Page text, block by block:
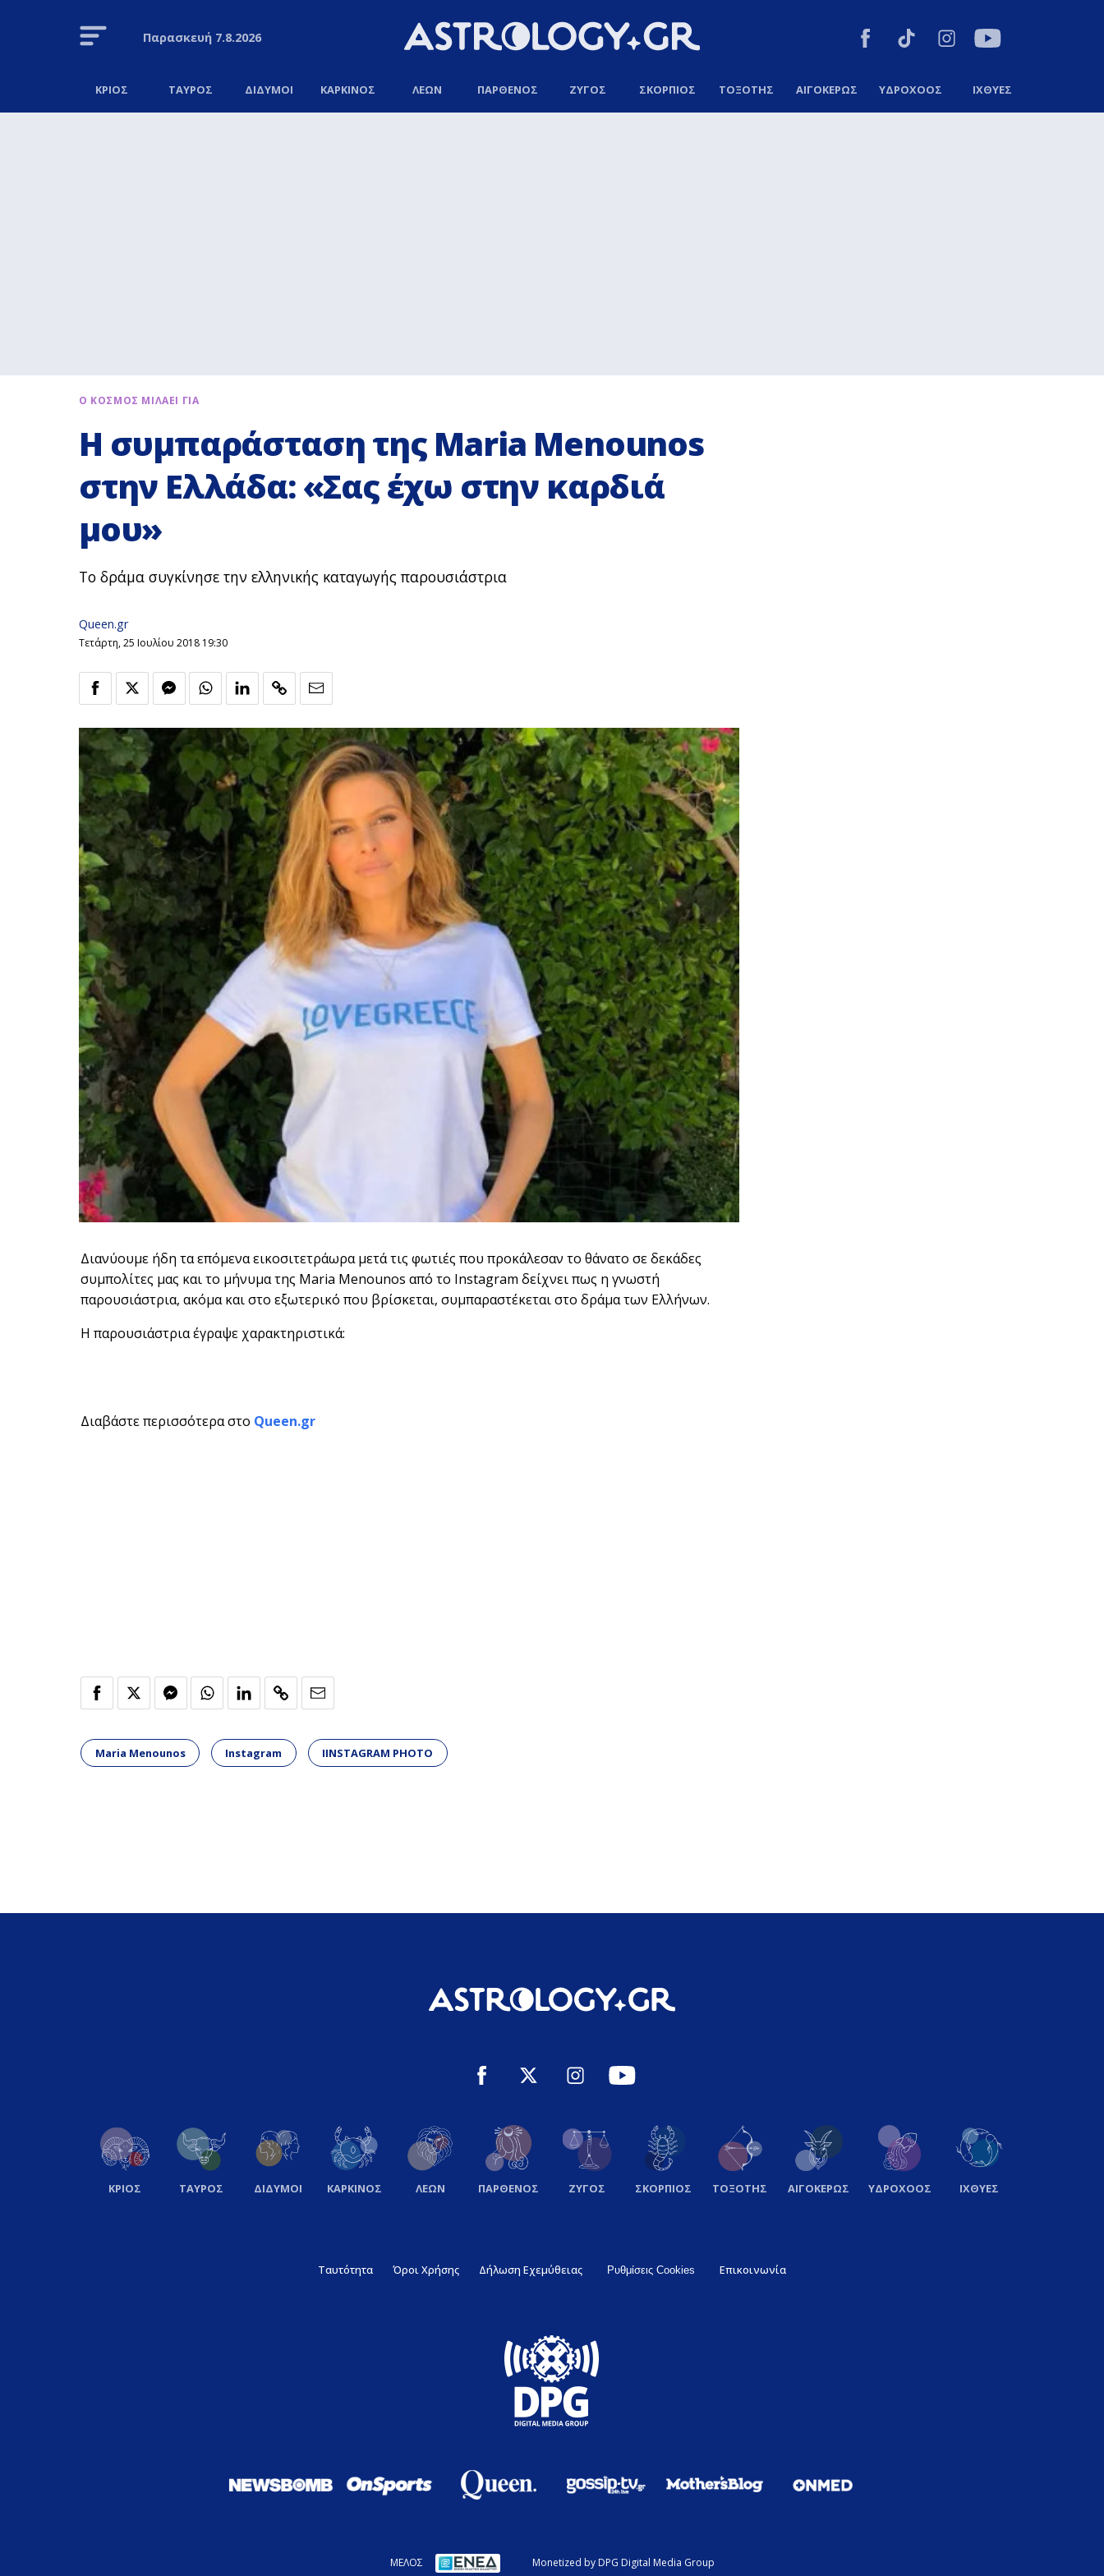
Παρασκευή7.8.2026
ΚΡΙΟΣ ΤΑΥΡΟΣ ΔΙΔΥΜΟΙ ΚΑΡΚΙΝΟΣ ΛΕΩΝ ΠΑΡΘΕΝΟΣ ΖΥΓΟΣ ΣΚΟΡΠΙΟΣ ΤΟΞΟΤΗΣ ΑΙΓΟΚΕΡΩΣ ΥΔΡΟΧΟΟΣ ΙΧΘΥΕΣ
Ο ΚΟΣΜΟΣ ΜΙΛΑΕΙ ΓΙΑ
H συμπαράσταση της Μaria Menounos
στην Ελλάδα: «Σας έχω στην καρδιά
μου»
Το δράμα συγκίνησε την ελληνικής καταγωγής παρουσιάστρια
Queen.gr
Τετάρτη, 25 Ιουλίου 2018 19:30
Διανύουμε ήδη τα επόμενα εικοσιτετράωρα μετά τις φωτιές που προκάλεσαν το θάνατο σε δεκάδες
συμπολίτες μας και το μήνυμα της Maria Menounos από το Instagram δείχνει πως η γνωστή
παρουσιάστρια, ακόμα και στο εξωτερικό που βρίσκεται, συμπαραστέκεται στο δράμα των Ελλήνων.
Η παρουσιάστρια έγραψε χαρακτηριστικά:
Διαβάστε περισσότερα στο Queen.gr
Maria Menounos Instagram ΙINSTAGRAM PHOTO
ΚΡΙΟΣ ΤΑΥΡΟΣ ΔΙΔΥΜΟΙ ΚΑΡΚΙΝΟΣ ΛΕΩΝ ΠΑΡΘΕΝΟΣ ΖΥΓΟΣ ΣΚΟΡΠΙΟΣ ΤΟΞΟΤΗΣ ΑΙΓΟΚΕΡΩΣ ΥΔΡΟΧΟΟΣ ΙΧΘΥΕΣ
Ταυτότητα Όροι Χρήσης Δήλωση Εχεμύθειας Ρυθμίσεις Cookies Επικοινωνία
ΜΕΛΟΣ Monetized by DPG Digital Media Group